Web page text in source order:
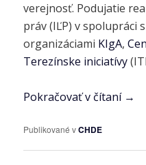
verejnosť. Podujatie
práv (IĽP) v spolupráci
organizáciami KIgA,
Terezínske iniciatívy
Pokračovať v čítaní →
Publikované vCHDE